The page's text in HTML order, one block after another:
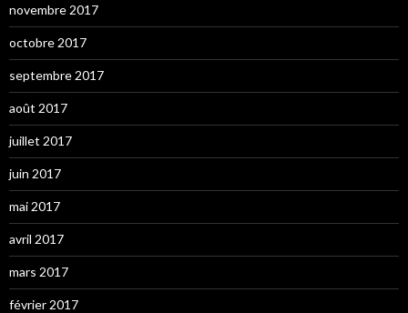
novembre 2017
octobre 2017
septembre 2017
août 2017
juillet 2017
juin 2017
mai 2017
avril 2017
mars 2017
février 2017